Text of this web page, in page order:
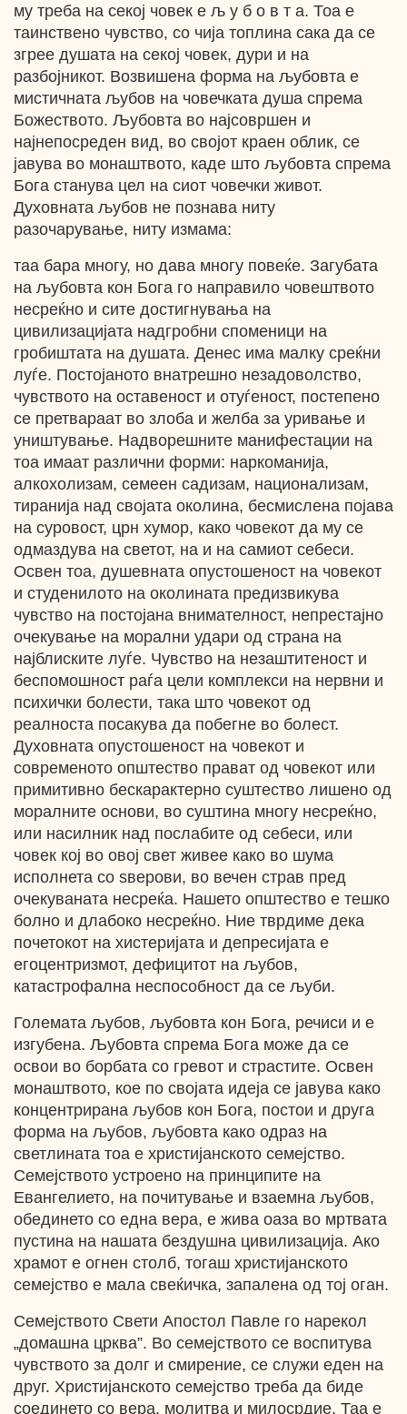
му треба на секој човек е љ у б о в т а. Тоа е
таинствено чувство, со чија топлина сака да се
згрее душата на секој човек, дури и на
разбојникот. Возвишена форма на љубовта е
мистичната љубов на човечката душа спрема
Божеството. Љубовта во најсовршен и
најнепосреден вид, во својот краен облик, се
јавува во монаштвото, каде што љубовта спрема
Бога станува цел на сиот човечки живот.
Духовната љубов не познава ниту
разочарување, ниту измама:
таа бара многу, но дава многу повеќе. Загубата
на љубовта кон Бога го направило човештвото
несреќно и сите достигнувања на
цивилизацијата надгробни споменици на
гробиштата на душата. Денес има малку среќни
луѓе. Постојаното внатрешно незадоволство,
чувството на оставеност и отуѓеност, постепено
се претвараат во злоба и желба за уривање и
уништување. Надворешните манифестации на
тоа имаат различни форми: наркоманија,
алкохолизам, семеен садизам, национализам,
тиранија над својата околина, бесмислена појава
на суровост, црн хумор, како човекот да му се
одмаздува на светот, на и на самиот себеси.
Освен тоа, душевната опустошеност на човекот
и студенилото на околината предизвикува
чувство на постојана внимателност, непрестајно
очекување на морални удари од страна на
најблиските луѓе. Чувство на незаштитеност и
беспомошност раѓа цели комплекси на нервни и
психички болести, така што човекот од
реалноста посакува да побегне во болест.
Духовната опустошеност на човекот и
современото општество прават од човекот или
примитивно бескарактерно суштество лишено од
моралните основи, во суштина многу несреќно,
или насилник над послабите од себеси, или
човек кој во овој свет живее како во шума
исполнета со ѕверови, во вечен страв пред
очекуваната несреќа. Нашето општество е тешко
болно и длабоко несреќно. Ние тврдиме дека
почетокот на хистеријата и депресијата е
егоцентризмот, дефицитот на љубов,
катастрофална неспособност да се љуби.
Големата љубов, љубовта кон Бога, речиси и е
изгубена. Љубовта спрема Бога може да се
освои во борбата со гревот и страстите. Освен
монаштвото, кое по својата идеја се јавува како
концентрирана љубов кон Бога, постои и друга
форма на љубов, љубовта како одраз на
светлината тоа е христијанското семејство.
Семејството устроено на принципите на
Евангелието, на почитување и взаемна љубов,
обединето со една вера, е жива оаза во мртвата
пустина на нашата бездушна цивилизација. Ако
храмот е огнен столб, тогаш христијанското
семејство е мала свеќичка, запалена од тој оган.
Семејството Свети Апостол Павле го нарекол
„домашна црква”. Во семејството се воспитува
чувството за долг и смирение, се служи еден на
друг. Христијанското семејство треба да биде
соединето со вера, молитва и милосрдие. Таа e